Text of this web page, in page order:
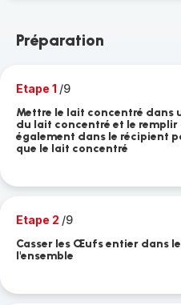
Préparation
Etape 1 /9
Mettre le lait concentré dans
du lait concentré et le
également dans le récipient
que le lait concentré
Etape 2 /9
Casser les Œufs entier dans
l'ensemble